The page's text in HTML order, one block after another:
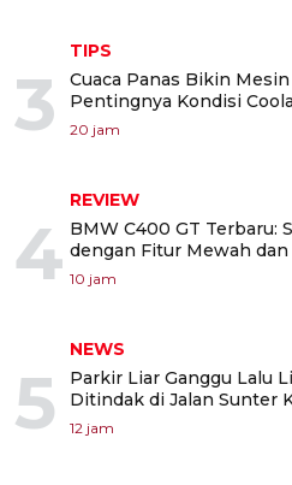
3
TIPS
Cuaca Panas Bikin
Pentingnya Kondisi
20 jam
4
REVIEW
BMW C400 GT Terbaru:
dengan Fitur Mewah
10 jam
5
NEWS
Parkir Liar Ganggu Lalu
Ditindak di Jalan Sunter
12 jam